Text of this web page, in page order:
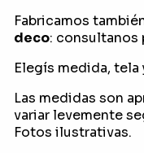
Fabricamos
deco: consultanos
Elegís medida,
Las medidas son
variar levemente
Fotos ilustrativas.